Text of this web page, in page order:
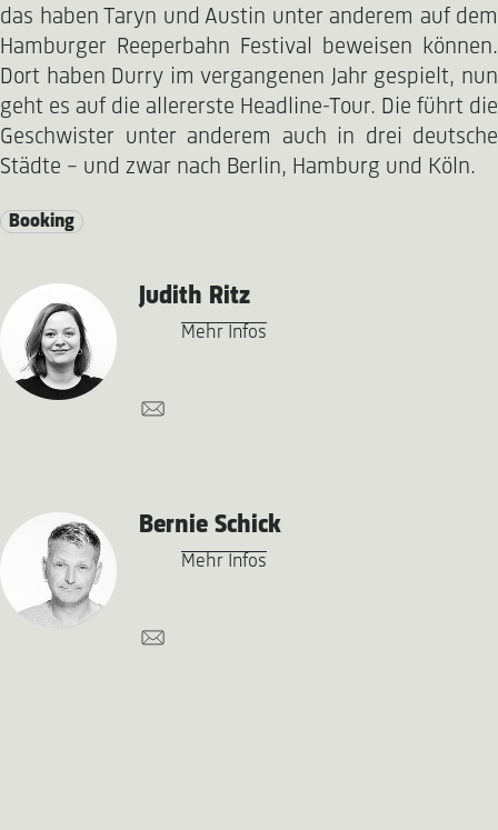
das haben Taryn und Austin unter anderem auf dem
Hamburger Reeperbahn Festival beweisen können.
Dort haben Durry im vergangenen Jahr gespielt, nun
geht es auf die allererste Headline-Tour. Die führt die
Geschwister unter anderem auch in drei deutsche
Städte – und zwar nach Berlin, Hamburg und Köln.
Booking
Judith Ritz
Mehr Infos
Bernie Schick
Mehr Infos